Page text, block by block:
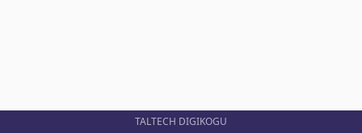
TALTECH DIGIKOGU